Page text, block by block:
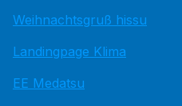
Weihnachtsgruß hissu
Landingpage Klima
EE Medatsu